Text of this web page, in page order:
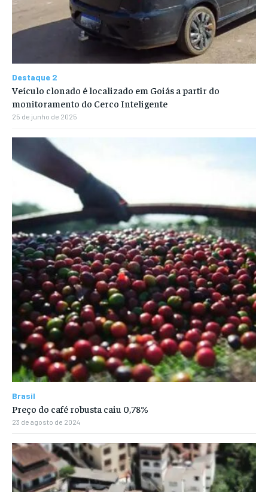
Destaque 2
Veículo clonado é localizado em Goiás a partir do
monitoramento do Cerco Inteligente
25 de junho de 2025
Brasil
Preço do café robusta caiu 0,78%
23 de agosto de 2024